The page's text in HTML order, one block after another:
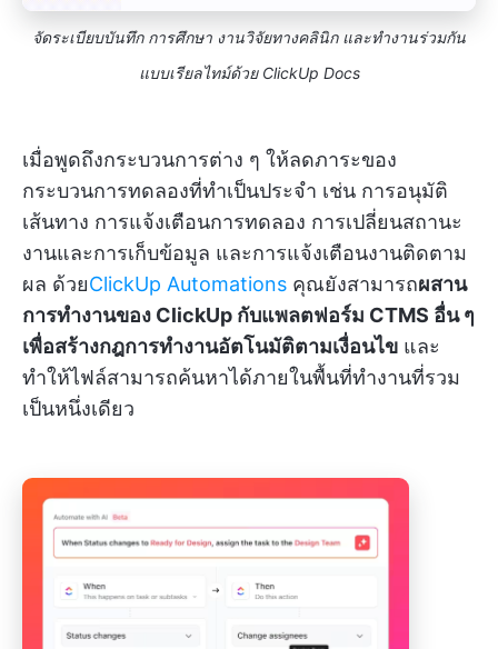
จัดระเบียบบันทึก การศึกษา งานวิจัยทางคลินิก และทำงานร่วมกัน
แบบเรียลไทม์ด้วย ClickUp Docs
เมื่อพูดถึงกระบวนการต่าง ๆ ให้ลดภาระของ
กระบวนการทดลองที่ทำเป็นประจำ เช่น การอนุมัติ
เส้นทาง การแจ้งเตือนการทดลอง การเปลี่ยนสถานะ
งานและการเก็บข้อมูล และการแจ้งเตือนงานติดตาม
ผล ด้วยClickUp Automations คุณยังสามารถผสาน
การทำงานของ ClickUp กับแพลตฟอร์ม CTMS อื่น ๆ
เพื่อสร้างกฎการทำงานอัตโนมัติตามเงื่อนไข และ
ทำให้ไฟล์สามารถค้นหาได้ภายในพื้นที่ทำงานที่รวม
เป็นหนึ่งเดียว